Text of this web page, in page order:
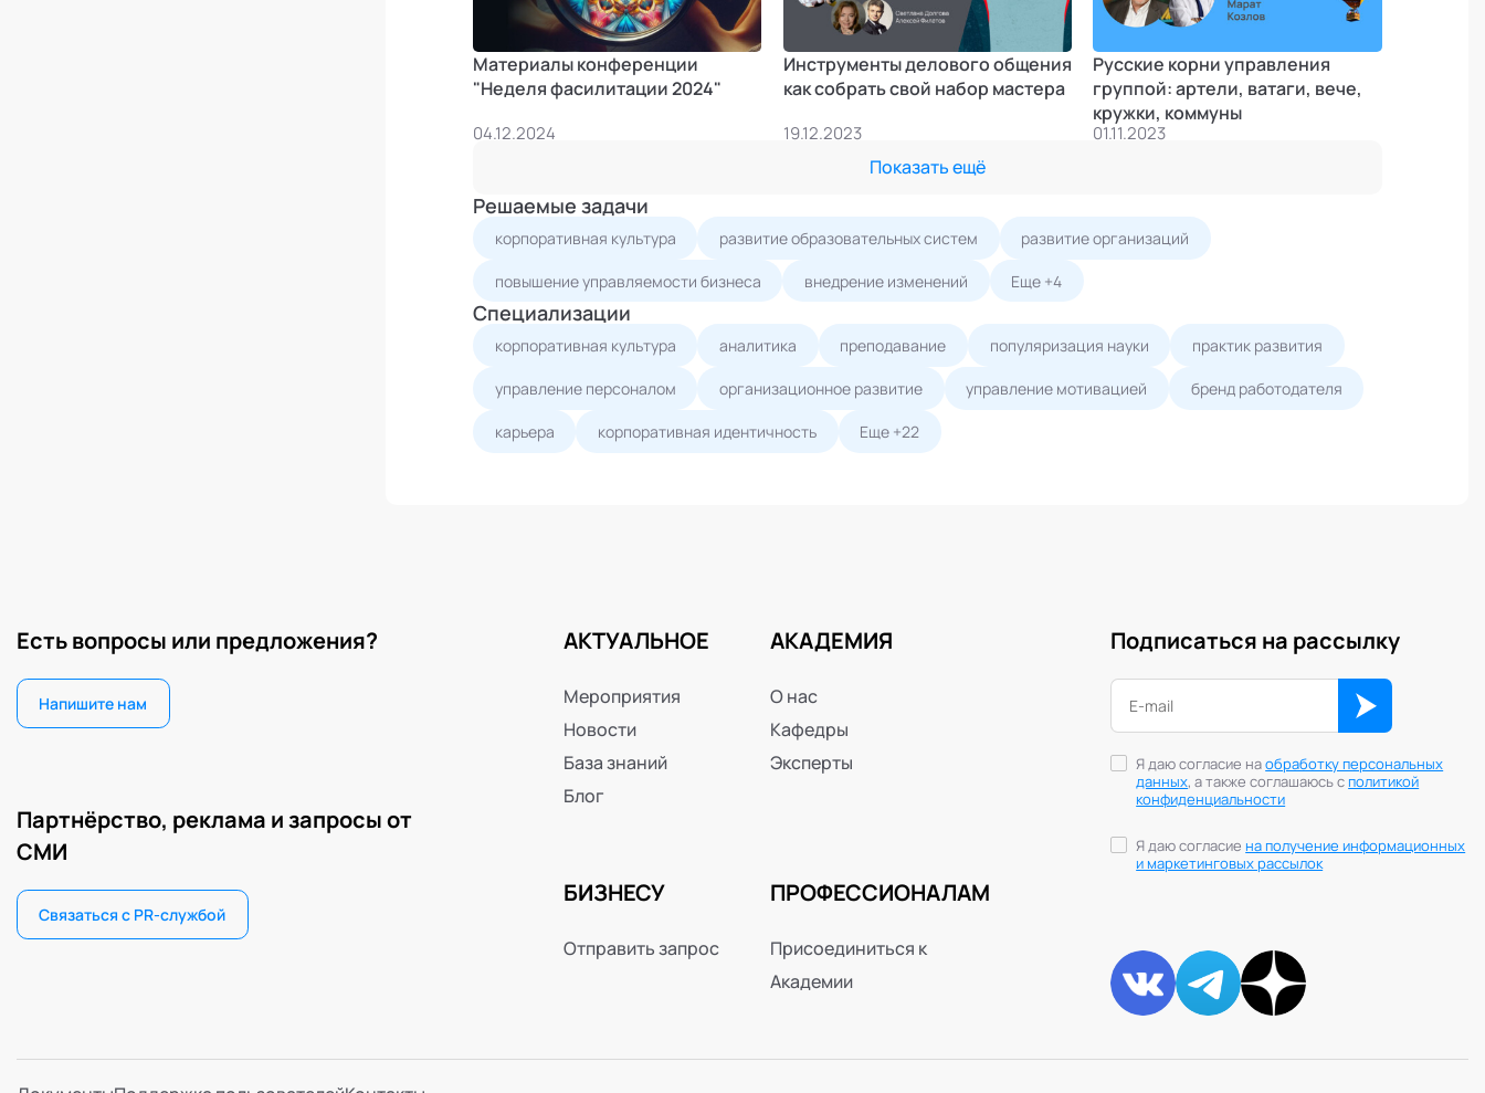
Материалы конференции
"Неделя фасилитации 2024"
04.12.2024
Инструменты делового общения
как собрать свой набор мастера
19.12.2023
Русские корни управления
группой: артели, ватаги, вече,
кружки, коммуны
01.11.2023
Показать ещё
Решаемые задачи
корпоративная культура развитие образовательных систем развитие организаций
повышение управляемости бизнеса внедрение изменений Еще +4
Специализации
корпоративная культура аналитика преподавание популяризация науки практик развития
управление персоналом организационное развитие управление мотивацией бренд работодателя
карьера корпоративная идентичность Еще +22
Есть вопросы или предложения?
Напишите нам
Партнёрство, реклама и запросы от
СМИ
Связаться с PR-службой
АКТУАЛЬНОЕ
Мероприятия
Новости
База знаний
Блог
АКАДЕМИЯ
О нас
Кафедры
Эксперты
БИЗНЕСУ
Отправить запрос
ПРОФЕССИОНАЛАМ
Присоединиться к
Академии
Подписаться на рассылку
Я даю согласие наобработку персональных
данных, а также соглашаюсь сполитикой
конфиденциальности
Я даю согласиена получение информационных
и маркетинговых рассылок